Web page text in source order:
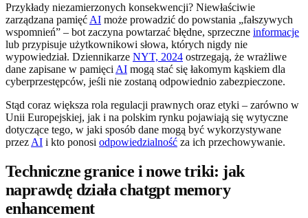
Przykłady niezamierzonych konsekwencji? Niewłaściwie
zarządzana pamięć AI może prowadzić do powstania „fałszywych
wspomnień” – bot zaczyna powtarzać błędne, sprzeczne informacje
lub przypisuje użytkownikowi słowa, których nigdy nie
wypowiedział. Dziennikarze NYT, 2024 ostrzegają, że wrażliwe
dane zapisane w pamięci AI mogą stać się łakomym kąskiem dla
cyberprzestępców, jeśli nie zostaną odpowiednio zabezpieczone.
Stąd coraz większa rola regulacji prawnych oraz etyki – zarówno w
Unii Europejskiej, jak i na polskim rynku pojawiają się wytyczne
dotyczące tego, w jaki sposób dane mogą być wykorzystywane
przez AI i kto ponosi odpowiedzialność za ich przechowywanie.
Techniczne granice i nowe triki: jak
naprawdę działa chatgpt memory
enhancement